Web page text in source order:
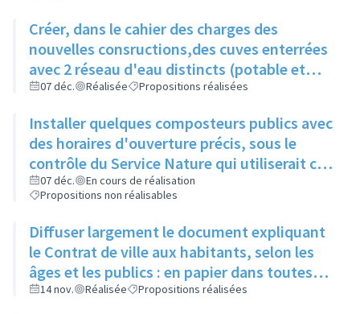
Créer, dans le cahier des charges des
nouvelles consructions,des cuves enterrées
avec 2 réseau d'eau distincts (potable et
non potable)
07 déc. Réalisée Propositions réalisées
Installer quelques composteurs publics avec
des horaires d'ouverture précis, sous le
contrôle du Service Nature qui utiliserait ce
compost pour l'entretien des espaces verts
de la ville
07 déc.
En cours de réalisation
Propositions non réalisables
Diffuser largement le document expliquant
le Contrat de ville aux habitants, selon les
âges et les publics : en papier dans toutes
les structures accueillant du public
14 nov. Réalisée Propositions réalisées